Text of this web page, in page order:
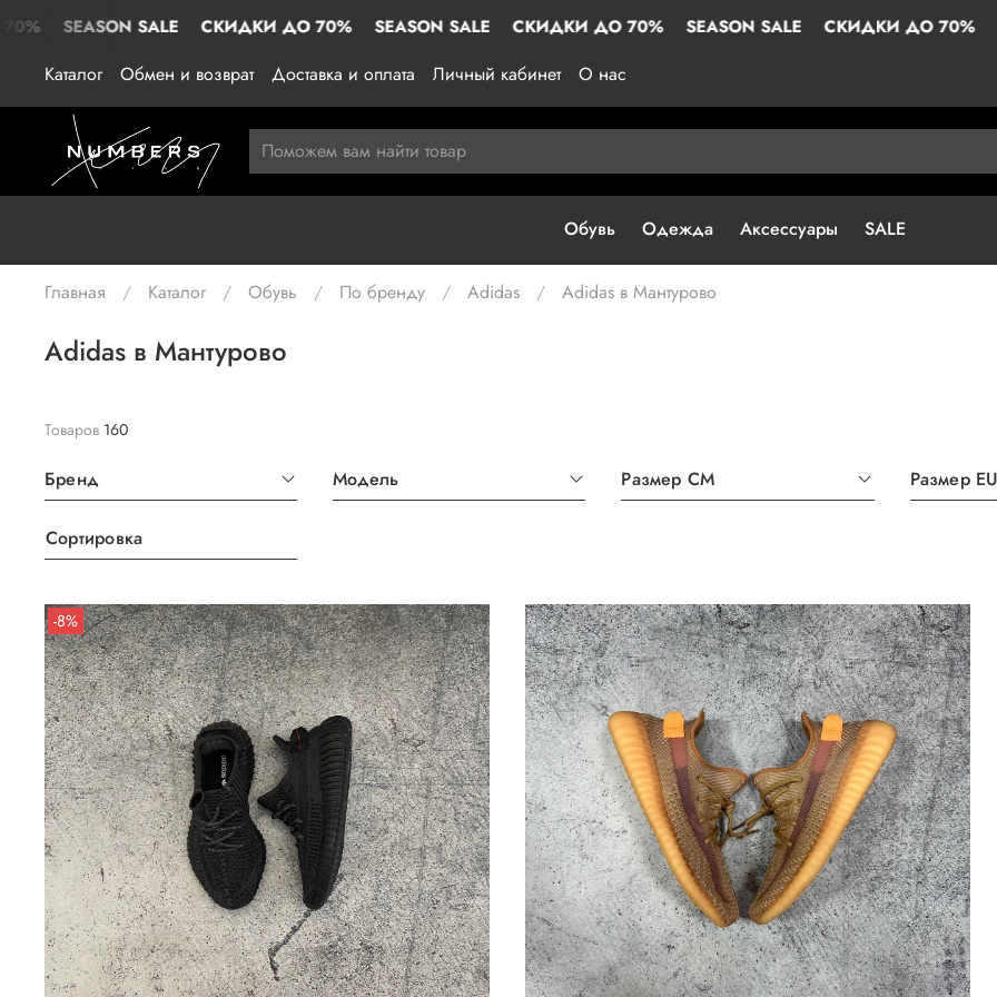
SALE СКИДКИ ДО 70% SEASON SALE СКИДКИ ДО 70% SEASON SALE СКИДКИ ДО 70% SEASON
Каталог Обмен и возврат Доставка и оплата Личный кабинет О нас
Обувь Одежда Аксессуары SALE
Главная Каталог Обувь По бренду Adidas Adidas в Мантурово
Adidas в Мантурово
Товаров 160
Сортировка
Размер СМ Размер
Бренд Модель
-8%